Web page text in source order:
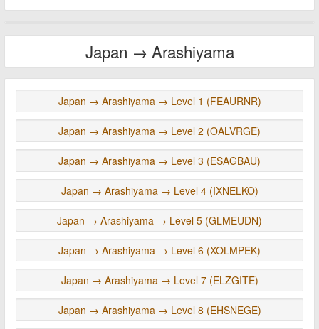
Japan → Arashiyama
Japan → Arashiyama → Level 1 (FEAURNR)
Japan → Arashiyama → Level 2 (OALVRGE)
Japan → Arashiyama → Level 3 (ESAGBAU)
Japan → Arashiyama → Level 4 (IXNELKO)
Japan → Arashiyama → Level 5 (GLMEUDN)
Japan → Arashiyama → Level 6 (XOLMPEK)
Japan → Arashiyama → Level 7 (ELZGITE)
Japan → Arashiyama → Level 8 (EHSNEGE)